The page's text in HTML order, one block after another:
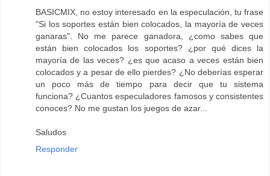
BASICMIX, no estoy interesado en la especulación, tu frase
"Si los soportes están bien colocados, la mayoría de veces
ganaras". No me parece ganadora, ¿como sabes que
están bien colocados los soportes? ¿por qué dices la
mayoría de las veces? ¿es que acaso a veces están bien
colocados y a pesar de ello pierdes? ¿No deberías esperar
un poco más de tiempo para decir que tu sistema
funciona? ¿Cuantos especuladores famosos y consistentes
conoces? No me gustan los juegos de azar...
Saludos
Responder